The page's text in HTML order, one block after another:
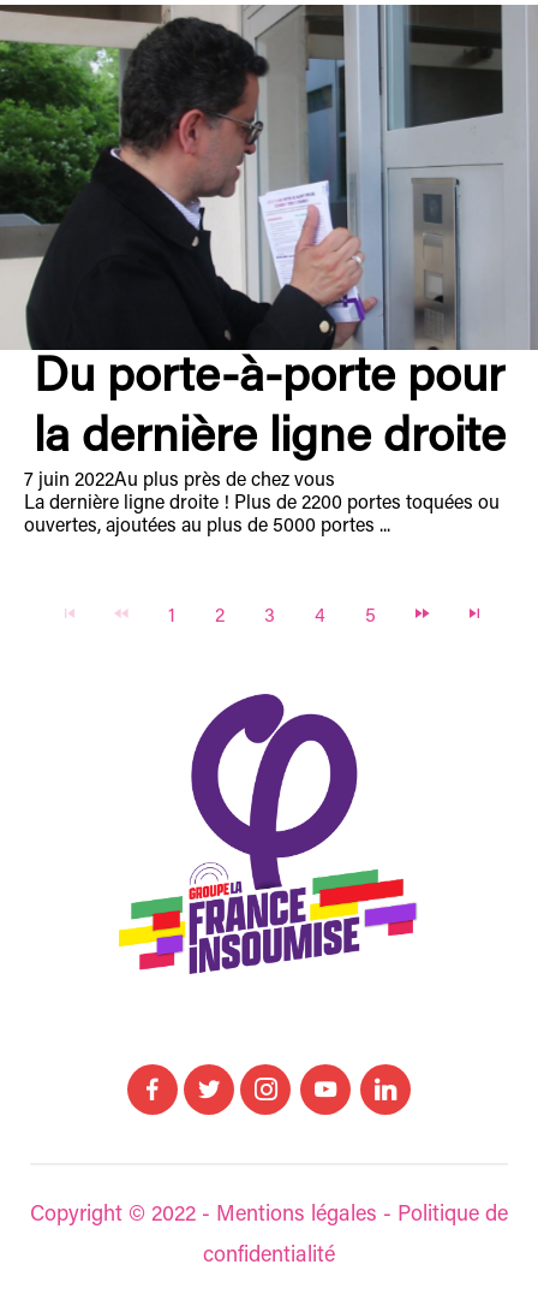
Du porte-à-porte pour
la dernière ligne droite
7 juin 2022Au plus près de chez vous
La dernière ligne droite ! Plus de 2200 portes toquées ou
ouvertes, ajoutées au plus de 5000 portes ...
1 2 3 4 5
Copyright © 2022 - Mentions légales - Politique de
confidentialité